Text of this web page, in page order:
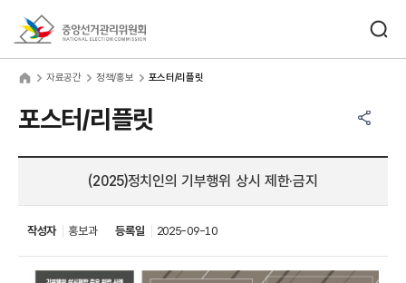
자료공간 정책/홍보 포스터/리플릿
포스터/리플릿
(2025)정치인의 기부행위 상시 제한·금지
작성자 홍보과 등록일 2025-09-10